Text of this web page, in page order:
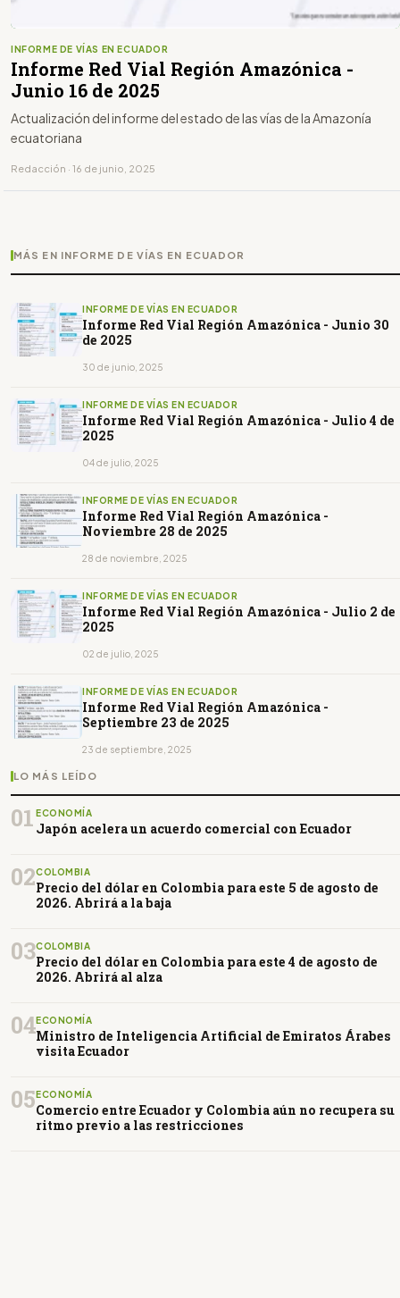
INFORME DE VÍAS EN ECUADOR
Informe Red Vial Región Amazónica -
Junio 16 de 2025
Actualización del informe del estado de las vías de la Amazonía
ecuatoriana
Redacción · 16 de junio, 2025
MÁS EN INFORME DE VÍAS EN ECUADOR
INFORME DE VÍAS EN ECUADOR
Informe Red Vial Región Amazónica - Junio 30
de 2025
30 de junio, 2025
INFORME DE VÍAS EN ECUADOR
Informe Red Vial Región Amazónica - Julio 4 de
2025
04 de julio, 2025
INFORME DE VÍAS EN ECUADOR
Informe Red Vial Región Amazónica -
Noviembre 28 de 2025
28 de noviembre, 2025
INFORME DE VÍAS EN ECUADOR
Informe Red Vial Región Amazónica - Julio 2 de
2025
02 de julio, 2025
INFORME DE VÍAS EN ECUADOR
Informe Red Vial Región Amazónica -
Septiembre 23 de 2025
23 de septiembre, 2025
LO MÁS LEÍDO
01 ECONOMÍA
Japón acelera un acuerdo comercial con Ecuador
02COLOMBIA
Precio del dólar en Colombia para este 5 de agosto de
2026. Abrirá a la baja
03COLOMBIA
Precio del dólar en Colombia para este 4 de agosto de
2026. Abrirá al alza
04ECONOMÍA
Ministro de Inteligencia Artificial de Emiratos Árabes
visita Ecuador
05ECONOMÍA
Comercio entre Ecuador y Colombia aún no recupera su
ritmo previo a las restricciones